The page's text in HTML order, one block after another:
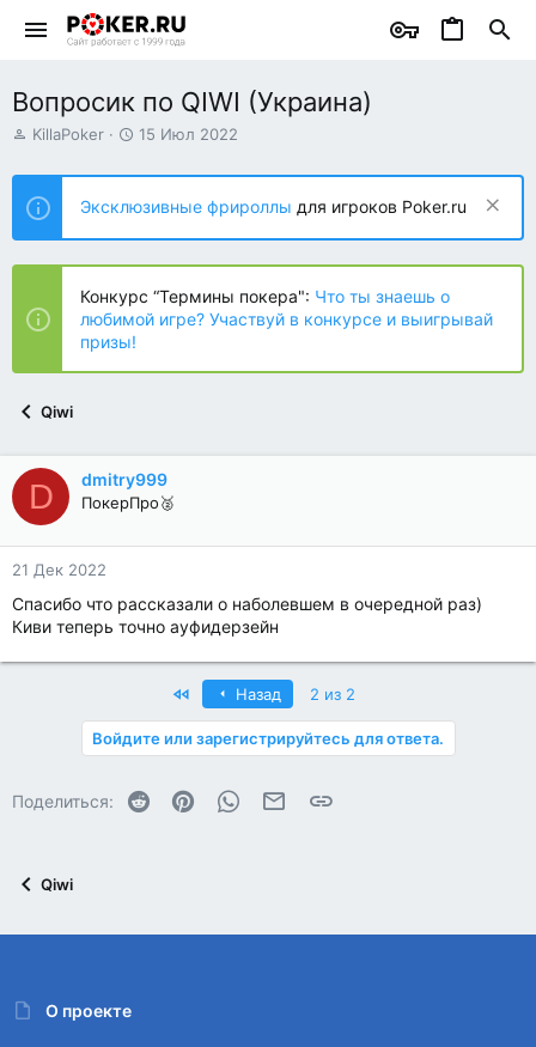
Вопросик по QIWI (Украина)
А
т
о
р
т
е
ы
KillaPoker
Д
т
н
а
ч
л
а
15 Июл 2022
Эксклюзивные фрироллы для игроков Poker.ru
Конкурс “Термины покера": Что ты знаешь о
любимой игре? Участвуй в конкурсе и выигрывай
призы!
Qiwi
D dmitry999
ПокерПро🥈
21 Дек 2022
Спасибо что рассказали о наболевшем в очередной раз)
Киви теперь точно ауфидерзейн
First Назад 2 из 2
Войдите или зарегистрируйтесь для ответа.
Поделиться: Reddit PinterestWhatsAppЭлектронная почта
Ссылка
Qiwi
О проекте